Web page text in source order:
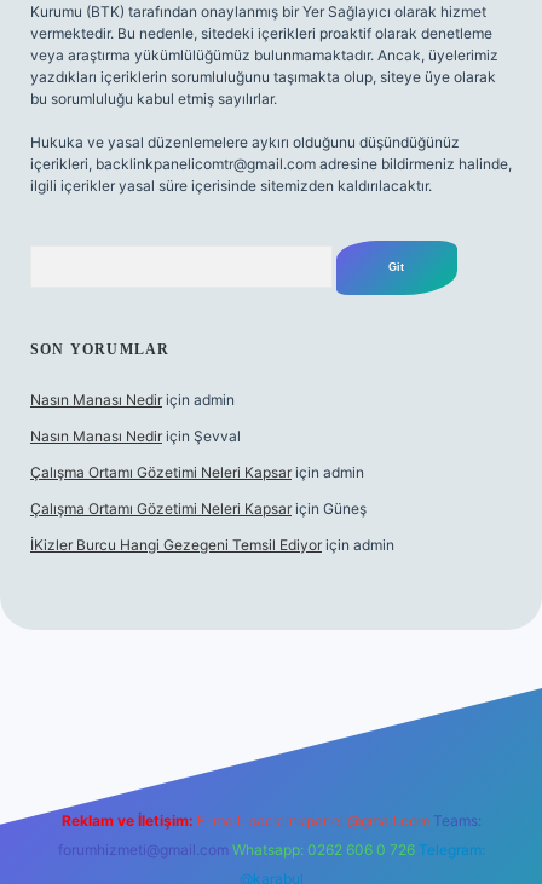
Kurumu (BTK) tarafından onaylanmış bir Yer Sağlayıcı olarak hizmet
vermektedir. Bu nedenle, sitedeki içerikleri proaktif olarak denetleme
veya araştırma yükümlülüğümüz bulunmamaktadır. Ancak, üyelerimiz
yazdıkları içeriklerin sorumluluğunu taşımakta olup, siteye üye olarak
bu sorumluluğu kabul etmiş sayılırlar.
Hukuka ve yasal düzenlemelere aykırı olduğunu düşündüğünüz
içerikleri, backlinkpanelicomtr@gmail.com adresine bildirmeniz halinde,
ilgili içerikler yasal süre içerisinde sitemizden kaldırılacaktır.
SON YORUMLAR
Nasın Manası Nedir için admin
Nasın Manası Nedir için Şevval
Çalışma Ortamı Gözetimi Neleri Kapsar için admin
Çalışma Ortamı Gözetimi Neleri Kapsar için Güneş
İKizler Burcu Hangi Gezegeni Temsil Ediyor için admin
Reklam ve İletişim: E-mail: backlinkpaneli@gmail.com Teams:
forumhizmeti@gmail.com Whatsapp: 0262 606 0 726 Telegram:
@karabul